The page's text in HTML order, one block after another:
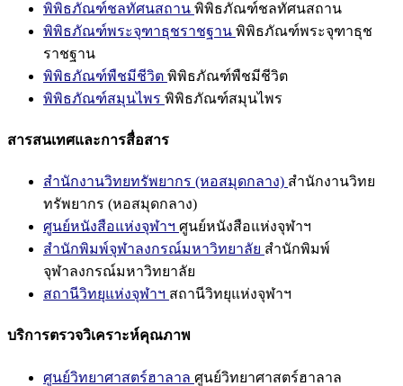
พิพิธภัณฑ์ชลทัศนสถาน พิพิธภัณฑ์ชลทัศนสถาน
พิพิธภัณฑ์พระจุฑาธุชราชฐาน พิพิธภัณฑ์พระจุฑาธุช
ราชฐาน
พิพิธภัณฑ์พืชมีชีวิต พิพิธภัณฑ์พืชมีชีวิต
พิพิธภัณฑ์สมุนไพร พิพิธภัณฑ์สมุนไพร
สารสนเทศและการสื่อสาร
สำนักงานวิทยทรัพยากร (หอสมุดกลาง) สำนักงานวิทย
ทรัพยากร (หอสมุดกลาง)
ศูนย์หนังสือแห่งจุฬาฯ ศูนย์หนังสือแห่งจุฬาฯ
สำนักพิมพ์จุฬาลงกรณ์มหาวิทยาลัย สำนักพิมพ์
จุฬาลงกรณ์มหาวิทยาลัย
สถานีวิทยุแห่งจุฬาฯ สถานีวิทยุแห่งจุฬาฯ
บริการตรวจวิเคราะห์คุณภาพ
ศูนย์วิทยาศาสตร์ฮาลาล ศูนย์วิทยาศาสตร์ฮาลาล